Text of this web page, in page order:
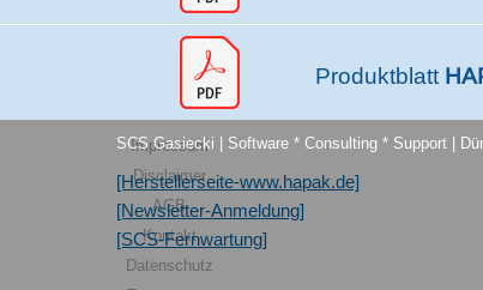
Produktblatt
Menü überspringen
Impressum
Disclaimer
AGB
Kontakt
Datenschutz
[Herstellerseite-www.hapak.de]
[Newsletter-Anmeldung]
[SCS-Fernwartung]
SCS Gasiecki | Software * Consulting * Support |